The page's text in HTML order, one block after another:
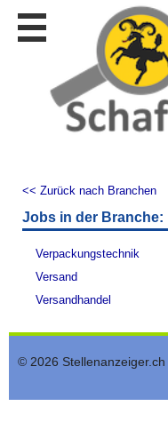
Stellen
Stellen
inserieren
Personalberatungen
WERBUNG
publizieren
JOB-
Lehrstellen
gratis
inserieren
<< Zurück nach Branchen
Jobs in der Branche:
Verpackungstechnik
Versand
Versandhandel
© 2026 Stellenanzeiger.ch